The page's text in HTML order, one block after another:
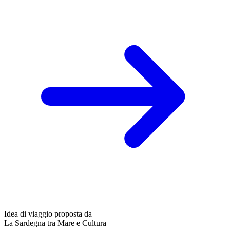
Idea di viaggio proposta da
La Sardegna tra Mare e Cultura